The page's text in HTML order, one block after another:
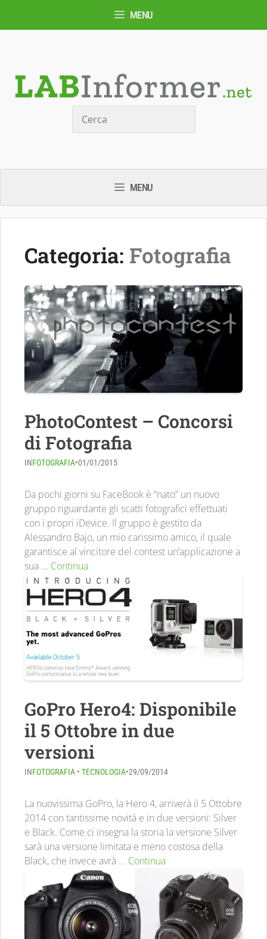
MENU
MENU
Categoria: Fotografia
PhotoContest – Concorsi
di Fotografia
INFOTOGRAFIA•01/01/2015
Da pochi giorni su FaceBook è “nato” un nuovo
gruppo riguardante gli scatti fotografici effettuati
con i propri iDevice. Il gruppo è gestito da
Alessandro Bajo, un mio carissimo amico, il quale
garantisce al vincitore del contest un’applicazione a
sua ... Continua
GoPro Hero4: Disponibile
il 5 Ottobre in due
versioni
INFOTOGRAFIA • TECNOLOGIA•29/09/2014
La nuovissima GoPro, la Hero 4, arriverà il 5 Ottobre
2014 con tantissime novità e in due versioni: Silver
e Black. Come ci insegna la storia la versione Silver
sarà una versione limitata e meno costosa della
Black, che invece avrà ... Continua